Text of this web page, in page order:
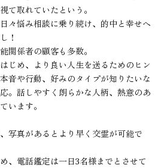
て取れていたという。
々悩み相談に乗り続け、的中と幸せへ
！
関係者の顧客も多数。
じめ、より良い人生を送るためのヒン
音や行動、好みのタイプが知りたいな
。話しやすく朗らかな人柄、熱意のあ
います。
写真があるとより早く交霊が可能で
、電話鑑定は一日3名様までとさせて